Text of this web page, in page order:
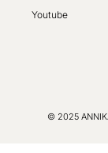
Youtube
© 2025